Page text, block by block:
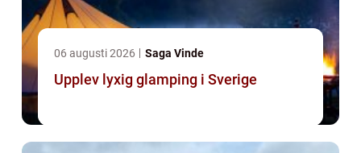
06 augusti 2026 Saga Vinde
Upplev lyxig glamping i Sverige